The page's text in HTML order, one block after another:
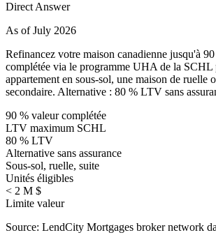
Direct Answer
As of July 2026
Refinancez votre maison canadienne jusqu'à
complétée via le programme UHA de la SCHL
appartement en sous-sol, une maison de ruelle
secondaire. Alternative : 80 % LTV sans
90 % valeur complétée
LTV maximum SCHL
80 % LTV
Alternative sans assurance
Sous-sol, ruelle, suite
Unités éligibles
< 2 M $
Limite valeur
Source: LendCity Mortgages broker network